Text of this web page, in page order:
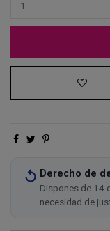
Derecho de
Dispones de 14
necesidad de